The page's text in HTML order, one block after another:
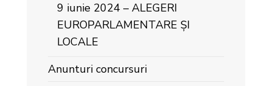
9 iunie 2024 – ALEGERI
EUROPARLAMENTARE ȘI
LOCALE
Anunturi concursuri